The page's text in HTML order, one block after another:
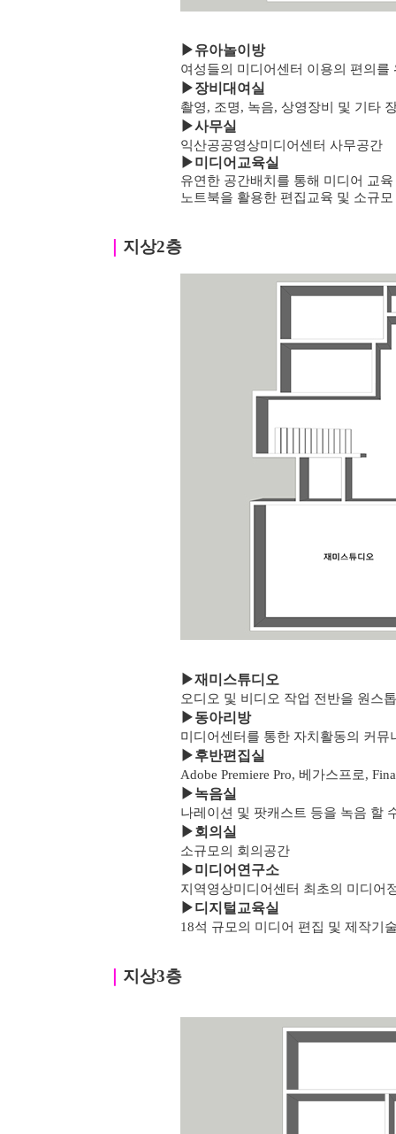
▶유아놀이방
여성들의 미디어센터 이용의 편의
▶장비대여실
촬영, 조명, 녹음, 상영장비 및 기타
▶사무실
익산공공영상미디어센터 사무공간
▶미디어교육실
유연한 공간배치를 통해 미디어 교
노트북을 활용한 편집교육 및 소규
지상2층
▶재미스튜디오
오디오 및 비디오 작업 전반을 원스
▶동아리방
미디어센터를 통한 자치활동의 커뮤
▶후반편집실
Adobe Premiere Pro, 베가스프로,
▶녹음실
나레이션 및 팟캐스트 등을 녹음 할
▶회의실
소규모의 회의공간
▶미디어연구소
지역영상미디어센터 최초의 미디어
▶디지털교육실
18석 규모의 미디어 편집 및 제작기
지상3층